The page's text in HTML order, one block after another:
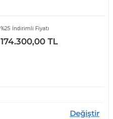
%25 İndirimli Fiyatı
174.300,00 TL
Değiştir